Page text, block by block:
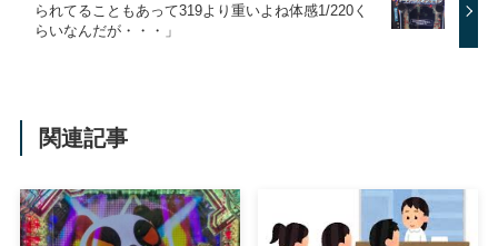
られてることもあって319より重いよね体感1/220く
らいなんだが・・・」
関連記事